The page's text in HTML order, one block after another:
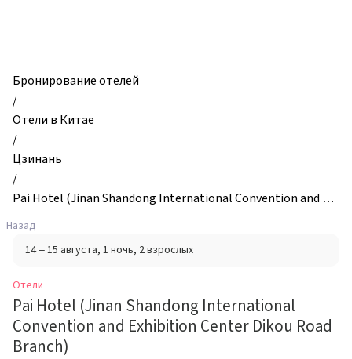
Pai
Hotel
(Jinan
Shandong
International
Convention
and
Exhibition
Center
Dikou
Road
Branch),
Цзинань,
Китай
Бронирование отелей
/
Отели в Китае
/
Цзинань
/
Pai Hotel (Jinan Shandong International Convention and Ex
Назад
14 – 15 августа, 1 ночь, 2 взрослых
Отели
Pai Hotel (Jinan Shandong International
Convention and Exhibition Center Dikou Road
Branch)